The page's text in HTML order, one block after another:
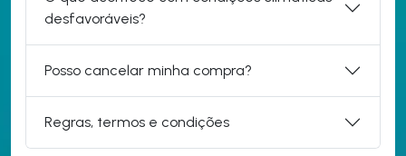
desfavoráveis?
Posso cancelar minha compra?
Regras, termos e condições